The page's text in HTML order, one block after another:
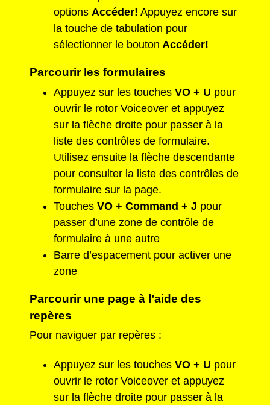
options Accéder! Appuyez encore sur
la touche de tabulation pour
sélectionner le bouton Accéder!
Parcourir les formulaires
Appuyez sur les touches VO + U pour
ouvrir le rotor Voiceover et appuyez
sur la flèche droite pour passer à la
liste des contrôles de formulaire.
Utilisez ensuite la flèche descendante
pour consulter la liste des contrôles de
formulaire sur la page.
Touches VO + Command + J pour
passer d’une zone de contrôle de
formulaire à une autre
Barre d’espacement pour activer une
zone
Parcourir une page à l’aide des
repères
Pour naviguer par repères :
Appuyez sur les touches VO + U pour
ouvrir le rotor Voiceover et appuyez
sur la flèche droite pour passer à la